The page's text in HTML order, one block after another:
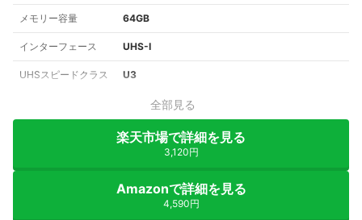
メモリー容量 64GB
インターフェース UHS-Ⅰ
UHSスピードクラス U3
全部見る
楽天市場で詳細を見る
3,120円
Amazonで詳細を見る
4,590円